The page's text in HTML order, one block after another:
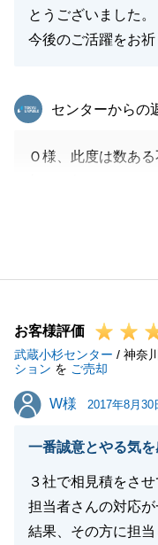
とうございました。
今後のご活躍をお祈
東急リバブル
センターからの
Ｏ様、此度は数あ
きまして予想より
そのような中、ご
お住み替え先につき
せんでしょうか。
何かお役にたてる
でも構いませんので
お客様評価
武蔵小杉センター / 神奈
ション を ご売却
W様
W様 2017年8月30
一番誠意とやる気
３社で相見積をさ
担当者さんの対応が
結果、その方に担